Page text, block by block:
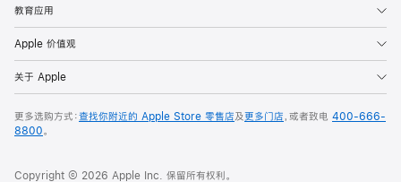
教育应用
Apple 价值观
关于 Apple
更多选购方式：查找你附近的 Apple Store 零售店及更多门店，或者致电 400-666-
8800。
Copyright © 2026 Apple Inc. 保留所有权利。